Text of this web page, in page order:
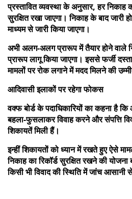
प्रस्तावित व्यवस्था के अनुसार, हर निकाह
सुरक्षित रखा जाएगा। निकाह के बाद जारी
माध्यम से जारी किया जाएगा।
अभी अलग-अलग प्रारूप में तैयार होने वाले
प्रारूप लागू किया जाएगा। इससे फर्जी
मामलों पर रोक लगाने में मदद मिलने की
आदिवासी इलाकों पर रहेगा फोकस
वक्फ बोर्ड के पदाधिकारियों का कहना है
बहला-फुसलाकर विवाह करने और संपत्ति
शिकायतें मिली हैं।
इन्हीं शिकायतों को ध्यान में रखते हुए ऐसे
निकाह का रिकॉर्ड सुरक्षित रखने की योजना
किसी भी विवाद की स्थिति में जांच